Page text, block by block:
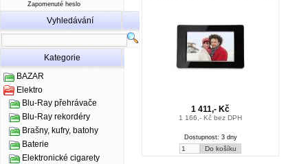
Zapomenuté heslo
Vyhledávání
Kategorie
BAZAR
Elektro
Blu-Ray přehrávače
Blu-Ray rekordéry
Brašny, kufry, batohy
Baterie
Elektronické cigarety
1 411,- Kč
1 166,- Kč bez DPH
Dostupnost: 3 dny